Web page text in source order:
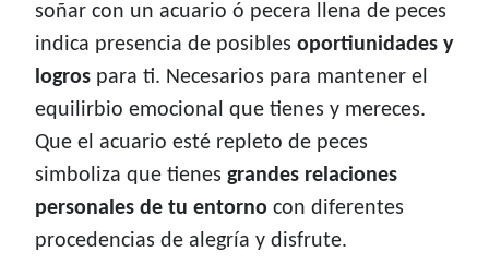
soñar con un acuario ó pecera llena de peces
indica presencia de posibles oportiunidades y
logros para ti. Necesarios para mantener el
equilirbio emocional que tienes y mereces.
Que el acuario esté repleto de peces
simboliza que tienes grandes relaciones
personales de tu entorno con diferentes
procedencias de alegría y disfrute.